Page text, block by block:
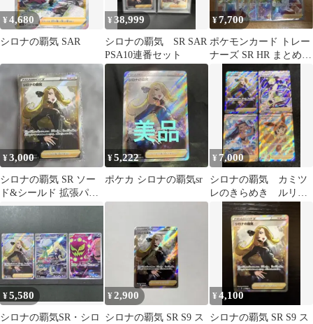
¥4,680
シロナの覇気 SAR
¥38,999
シロナの覇気 SR SAR
PSA10連番セット
¥7,700
ポケモンカード トレー
ナーズ SR HR まとめ売
り 13枚
¥3,000
シロナの覇気 SR ソー
ド&シールド 拡張パッ
ク スターバース キラ
114/…
¥5,222
ポケカ シロナの覇気sr
¥ 7,000
シロナの覇気 カミツ
レのきらめき ルリ
ナ ポケモンごっこ sr
¥5,580
シロナの覇気SR・シロ
¥2,900
シロナの覇気 SR S9 ス
¥4,100
シロナの覇気 SR S9 ス